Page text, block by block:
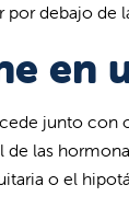
debajo de
en
junto con
las
o el